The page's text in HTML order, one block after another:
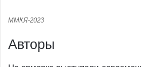
ММКЯ-2023
Авторы